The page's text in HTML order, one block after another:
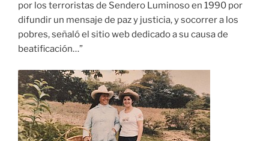
por los terroristas de Sendero Luminoso en 1990 por
difundir un mensaje de paz y justicia, y socorrer a los
pobres, señaló el sitio web dedicado a su causa de
beatificación…”